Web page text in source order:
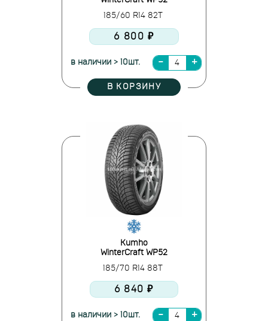
185/60 R14 82T
6 800 ₽
в наличии > 10шт.
В КОРЗИНУ
Kumho
WinterCraft WP52
185/70 R14 88T
6 840 ₽
в наличии > 10шт.